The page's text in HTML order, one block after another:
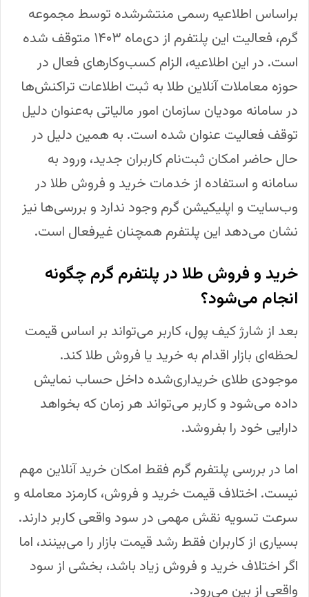
براساس اطلاعیه رسمی منتشرشده توسط مجموعه
گرم، فعالیت این پلتفرم از دی‌ماه ۱۴۰۳ متوقف شده
است. در این اطلاعیه، الزام کسب‌وکارهای فعال در
حوزه معاملات آنلاین طلا به ثبت اطلاعات تراکنش‌ها
در سامانه مودیان سازمان امور مالیاتی به‌عنوان دلیل
توقف فعالیت عنوان شده است. به همین دلیل در
حال حاضر امکان ثبت‌نام کاربران جدید، ورود به
سامانه و استفاده از خدمات خرید و فروش طلا در
وب‌سایت و اپلیکیشن گرم وجود ندارد و بررسی‌ها نیز
نشان می‌دهد این پلتفرم همچنان غیرفعال است.
خرید و فروش طلا در پلتفرم گرم چگونه
انجام می‌شود؟
بعد از شارژ کیف پول، کاربر می‌تواند بر اساس قیمت
لحظه‌ای بازار اقدام به خرید یا فروش طلا کند.
موجودی طلای خریداری‌شده داخل حساب نمایش
داده می‌شود و کاربر می‌تواند هر زمان که بخواهد
دارایی خود را بفروشد.
اما در بررسی پلتفرم گرم فقط امکان خرید آنلاین مهم
نیست. اختلاف قیمت خرید و فروش، کارمزد معامله و
سرعت تسویه نقش مهمی در سود واقعی کاربر دارند.
بسیاری از کاربران فقط رشد قیمت بازار را می‌بینند، اما
اگر اختلاف خرید و فروش زیاد باشد، بخشی از سود
واقعی از بین می‌رود.